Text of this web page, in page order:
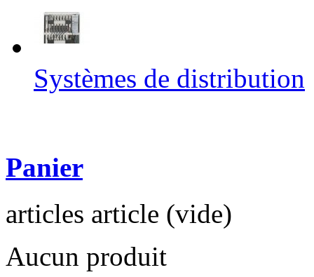
Systèmes de distribution
Panier
articles article (vide)
Aucun produit